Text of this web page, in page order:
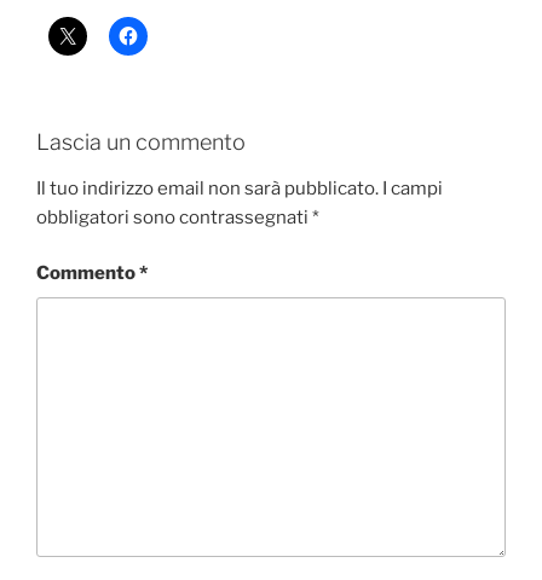
Lascia un commento
Il tuo indirizzo email non sarà pubblicato. I campi
obbligatori sono contrassegnati *
Commento*